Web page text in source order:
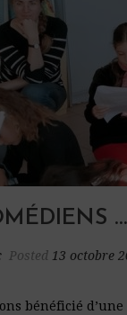
Posted 13 octobre
bénéficié